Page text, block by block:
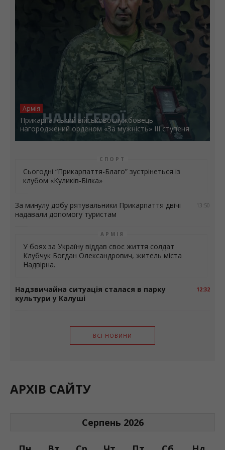
Армія
Прикарпатський військовослужбовець
нагороджений орденом «За мужність» ІІІ ступеня
СПОРТ
Сьогодні “Прикарпаття-Благо” зустрінеться із
клубом «Куликів-Білка»
13:50
За минулу добу рятувальники Прикарпаття двічі
надавали допомогу туристам
АРМІЯ
У боях за Україну віддав своє життя солдат
Клубчук Богдан Олександрович, житель міста
Надвірна.
12:32
Надзвичайна ситуація сталася в парку
культури у Калуші
ВСІ НОВИНИ
АРХІВ САЙТУ
Серпень 2026